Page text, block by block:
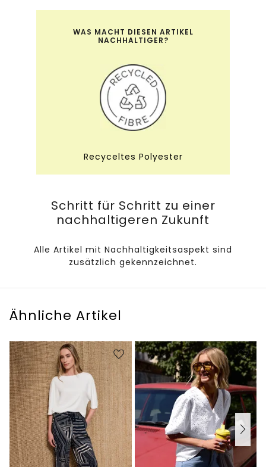
WAS MACHT DIESEN ARTIKEL
NACHHALTIGER?
Recyceltes Polyester
Schritt für Schritt zu einer
nachhaltigeren Zukunft
Alle Artikel mit Nachhaltigkeitsaspekt sind
zusätzlich gekennzeichnet.
Ähnliche Artikel